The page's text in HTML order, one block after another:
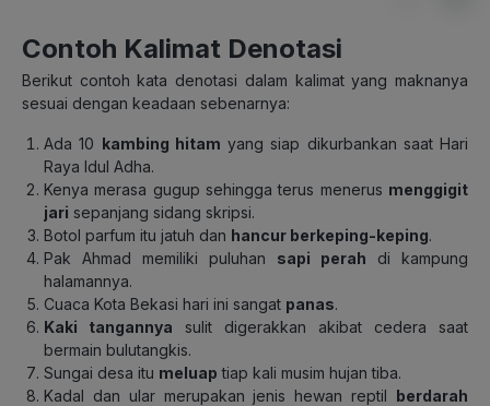
Contoh Kalimat Denotasi
Berikut contoh kata denotasi dalam kalimat yang maknanya
sesuai dengan keadaan sebenarnya:
Ada 10 kambing hitam yang siap dikurbankan saat Hari
Raya Idul Adha.
Kenya merasa gugup sehingga terus menerus menggigit
jari sepanjang sidang skripsi.
Botol parfum itu jatuh dan hancur berkeping-keping.
Pak Ahmad memiliki puluhan sapi perah di kampung
halamannya.
Cuaca Kota Bekasi hari ini sangat panas.
Kaki tangannya sulit digerakkan akibat cedera saat
bermain bulutangkis.
Sungai desa itu meluap tiap kali musim hujan tiba.
Kadal dan ular merupakan jenis hewan reptil berdarah